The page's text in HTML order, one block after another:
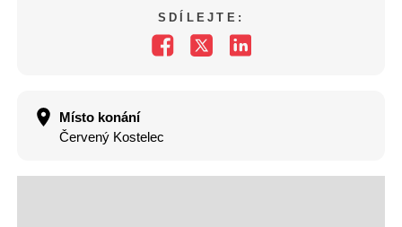
SDÍLEJTE:
Místo konání
Červený Kostelec